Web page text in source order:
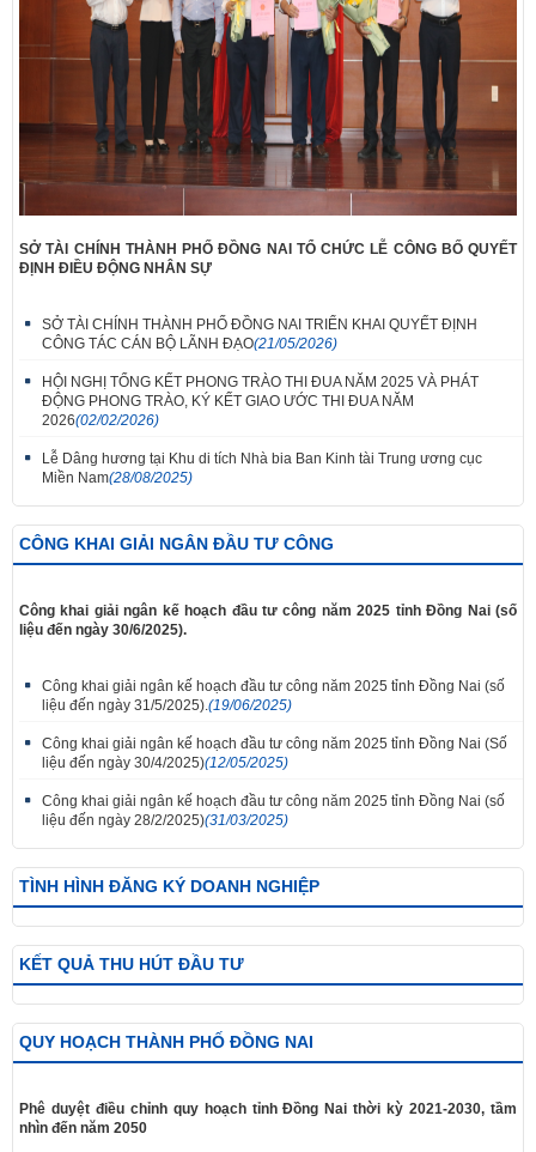
SỞ TÀI CHÍNH THÀNH PHỐ ĐỒNG NAI TỔ CHỨC LỄ CÔNG BỐ QUYẾT
ĐỊNH ĐIỀU ĐỘNG NHÂN SỰ
SỞ TÀI CHÍNH THÀNH PHỐ ĐỒNG NAI TRIỂN KHAI QUYẾT ĐỊNH
CÔNG TÁC CÁN BỘ LÃNH ĐẠO(21/05/2026)
HỘI NGHỊ TỔNG KẾT PHONG TRÀO THI ĐUA NĂM 2025 VÀ PHÁT
ĐỘNG PHONG TRÀO, KÝ KẾT GIAO ƯỚC THI ĐUA NĂM
2026(02/02/2026)
Lễ Dâng hương tại Khu di tích Nhà bia Ban Kinh tài Trung ương cục
Miền Nam(28/08/2025)
CÔNG KHAI GIẢI NGÂN ĐẦU TƯ CÔNG
Công khai giải ngân kế hoạch đầu tư công năm 2025 tỉnh Đồng Nai (số
liệu đến ngày 30/6/2025).
Công khai giải ngân kế hoạch đầu tư công năm 2025 tỉnh Đồng Nai (số
liệu đến ngày 31/5/2025). (19/06/2025)
Công khai giải ngân kế hoạch đầu tư công năm 2025 tỉnh Đồng Nai (Số
liệu đến ngày 30/4/2025)(12/05/2025)
Công khai giải ngân kế hoạch đầu tư công năm 2025 tỉnh Đồng Nai (số
liệu đến ngày 28/2/2025)(31/03/2025)
TÌNH HÌNH ĐĂNG KÝ DOANH NGHIỆP
KẾT QUẢ THU HÚT ĐẦU TƯ
QUY HOẠCH THÀNH PHỐ ĐỒNG NAI
Phê duyệt điều chỉnh quy hoạch tỉnh Đồng Nai thời kỳ 2021-2030, tầm
nhìn đến năm 2050